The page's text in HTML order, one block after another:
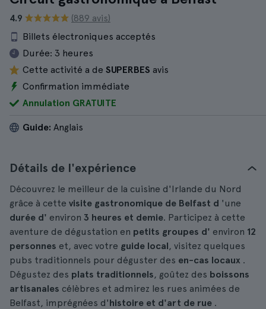
4.9
(889 avis)
Billets électroniques acceptés
Durée: 3 heures
Cette activité a de SUPERBES avis
Confirmation immédiate
Annulation GRATUITE
Guide: Anglais
Détails de l'expérience
Découvrez le meilleur de la cuisine d'Irlande du Nord
grâce à cette visite gastronomique de Belfast d 'une
durée d' environ 3 heures et demie. Participez à cette
aventure de dégustation en petits groupes d' environ 12
personnes et, avec votre guide local, visitez quelques
pubs traditionnels pour déguster des en-cas locaux .
Dégustez des plats traditionnels, goûtez des boissons
artisanales célèbres et admirez les rues animées de
Belfast, imprégnées d'histoire et d'art de rue .